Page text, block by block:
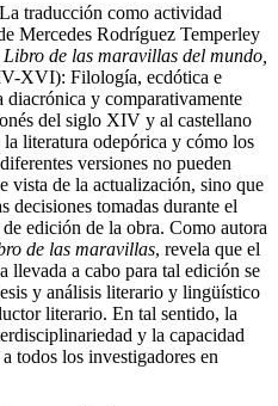
traducción como actividad
Mercedes Rodríguez Temperley
Libro de las maravillas del mundo,
XVI): Filología, ecdótica e
y comparativamente
del siglo XIV y al castellano
literatura odepórica y cómo los
versiones no pueden
vista de la actualización, sino que
decisiones tomadas durante el
edición de la obra. Como autora
de las maravillas, revela que el
a cabo para tal edición se
y análisis literario y lingüístico
literario. En tal sentido, la
y la capacidad
todos los investigadores en